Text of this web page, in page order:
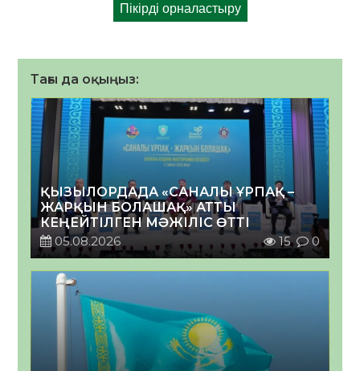
Тағы да оқыңыз:
ҚЫЗЫЛОРДАДА «САНАЛЫ ҰРПАҚ –
ЖАРҚЫН БОЛАШАҚ» АТТЫ
КЕҢЕЙТІЛГЕН МӘЖІЛІС ӨТТІ
05.08.2026
15 0